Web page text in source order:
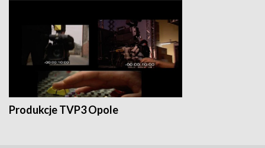
Produkcje TVP3 Opole